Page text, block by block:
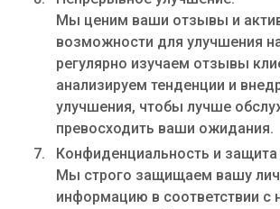
Мы ценим ваши отзывы и
возможности для улучшения
регулярно изучаем отзывы
анализируем тенденции и
улучшения, чтобы лучше
превосходить ваши ожидания.
Конфиденциальность и
Мы строго защищаем вашу
информацию в соответствии с